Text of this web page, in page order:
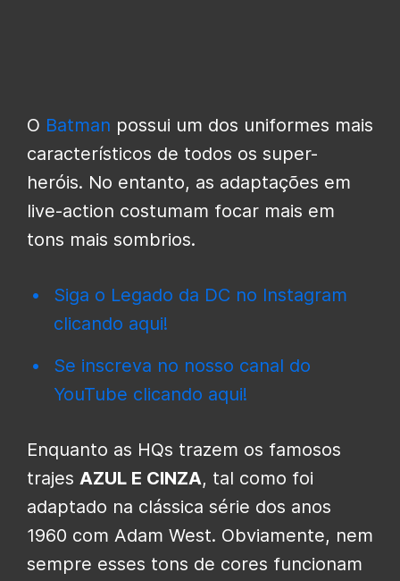
O Batman possui um dos uniformes mais
característicos de todos os super-
heróis. No entanto, as adaptações em
live-action costumam focar mais em
tons mais sombrios.
Siga o Legado da DC no Instagram
clicando aqui!
Se inscreva no nosso canal do
YouTube clicando aqui!
Enquanto as HQs trazem os famosos
trajes AZUL E CINZA, tal como foi
adaptado na clássica série dos anos
1960 com Adam West. Obviamente, nem
sempre esses tons de cores funcionam